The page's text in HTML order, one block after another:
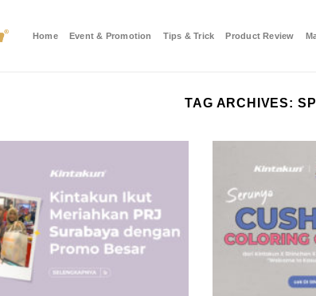
Home Event & Promotion Tips & Trick Product Review
TAG ARCHIVES: